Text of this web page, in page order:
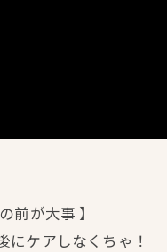
前が大事 】
にケアしなくちゃ！